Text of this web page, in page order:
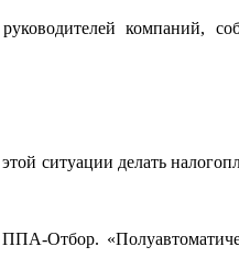
компаний,
ситуации делать